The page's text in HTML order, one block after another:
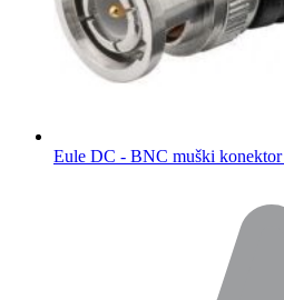
Eule DC - BNC muški konektor